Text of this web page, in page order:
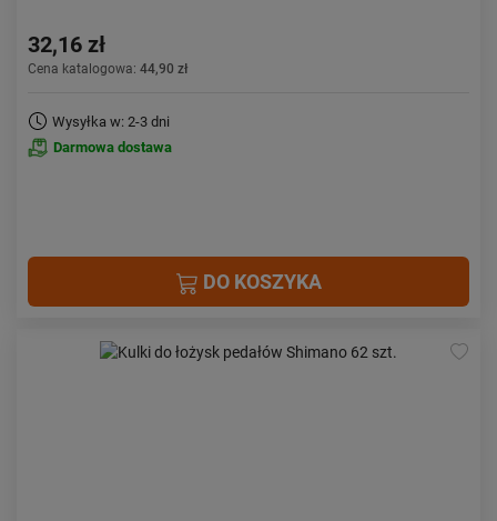
32,16 zł
Cena katalogowa: 44,90 zł
Wysyłka w: 2-3 dni
Darmowa dostawa
DO KOSZYKA